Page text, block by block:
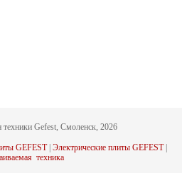
техники Gefest, Смоленск, 2026
GEFEST| Электрические плиты GEFEST|
техника